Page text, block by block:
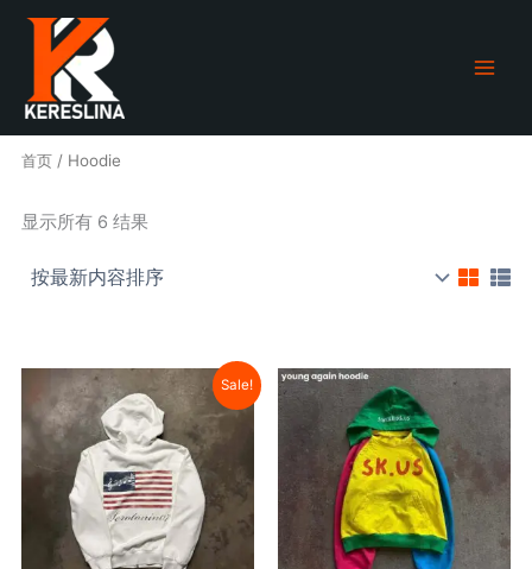
首页/ Hoodie
显示所有 6 结果按
内
容
Sale!
价
格
围：
$5.35
本
产
品
有
多
种
变
价
范
围：
产
品
有
多
种
变